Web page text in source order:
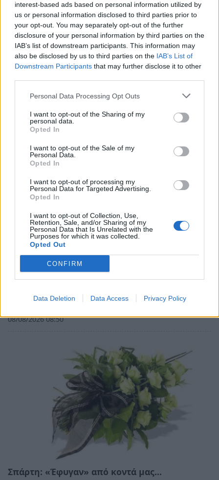
interest-based ads based on personal information utilized by
us or personal information disclosed to third parties prior to
your opt-out. You may separately opt-out of the further
disclosure of your personal information by third parties on the
IAB’s list of downstream participants. This information may
also be disclosed by us to third parties on the IAB’s List of
Downstream Participants that may further disclose it to other
Personal Data Processing Opt Outs
I want to opt-out of the Sharing of my
personal data.
Opted In
I want to opt-out of the Sale of my
Personal Data.
Opted In
I want to opt-out of processing my
Personal Data for Targeted Advertising.
Opted In
I want to opt-out of Collection, Use,
Retention, Sale, and/or Sharing of my
Personal Data that Is Unrelated with the
Purposes for which it was collected.
Opted Out
CONFIRM
Data Deletion Data Access Privacy Policy
Λακωνία: Το τελευταίο δρομολόγιο «γη -
ουρανός» του Μιχάλη που τόσοι αγάπησαν
Λακωνία: Η Ιερή Μητρόπολη Μονεμβασίας και
Σπάρτης υποδέχεται τους ομογενείς
08/08/2026 08:50
Σπάρτη: «Έφυγαν» από κοντά μας…